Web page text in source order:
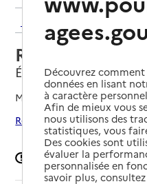
Retour aux résultats de
Résidence
Épinal, VOSGES
Mis à jour le04/02/2026
Rechercher les
Signaler une erreur
Découvrez
données en lisant
à caractère
Afin de mieux vous
nous utilisons des
statistiques, vous
Des cookies sont
évaluer la
personnalisée en
savoir plus,